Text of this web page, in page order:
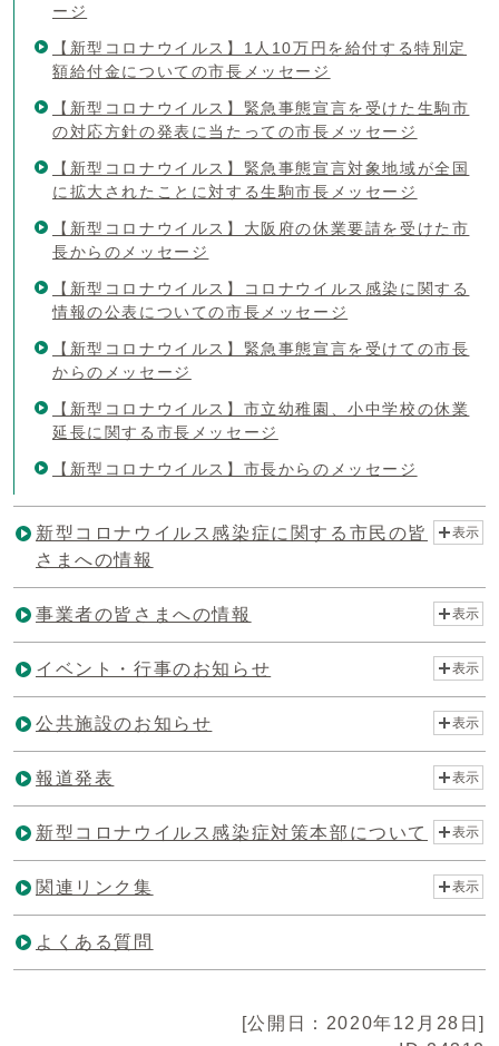
ージ
【新型コロナウイルス】1人10万円を給付する特別定
額給付金についての市長メッセージ
【新型コロナウイルス】緊急事態宣言を受けた生駒市
の対応方針の発表に当たっての市長メッセージ
【新型コロナウイルス】緊急事態宣言対象地域が全国
に拡大されたことに対する生駒市長メッセージ
【新型コロナウイルス】大阪府の休業要請を受けた市
長からのメッセージ
【新型コロナウイルス】コロナウイルス感染に関する
情報の公表についての市長メッセージ
【新型コロナウイルス】緊急事態宣言を受けての市長
からのメッセージ
【新型コロナウイルス】市立幼稚園、小中学校の休業
延長に関する市長メッセージ
【新型コロナウイルス】市長からのメッセージ
新型コロナウイルス感染症に関する市民の皆
さまへの情報
表示
事業者の皆さまへの情報 表示
イベント・行事のお知らせ 表示
公共施設のお知らせ 表示
報道発表 表示
新型コロナウイルス感染症対策本部について 表示
関連リンク集 表示
よくある質問
[公開日：2020年12月28日]